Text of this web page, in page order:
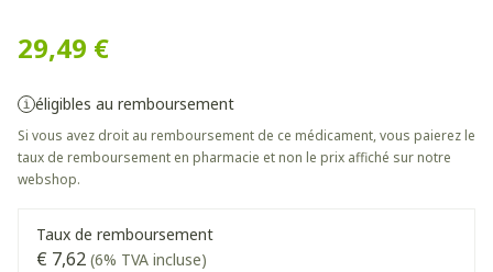
29,49 €
éligibles au remboursement
Si vous avez droit au remboursement de ce médicament, vous paierez le
taux de remboursement en pharmacie et non le prix affiché sur notre
webshop.
Taux de remboursement
€ 7,62 (6% TVA incluse)